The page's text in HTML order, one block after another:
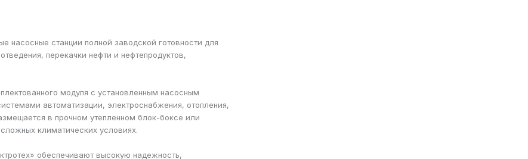
насосные станции полной заводской готовности для
перекачки нефти и нефтепродуктов,
модуля с установленным насосным
автоматизации, электроснабжения, отопления,
в прочном утепленном блок-боксе или
климатических условиях.
обеспечивают высокую надежность,